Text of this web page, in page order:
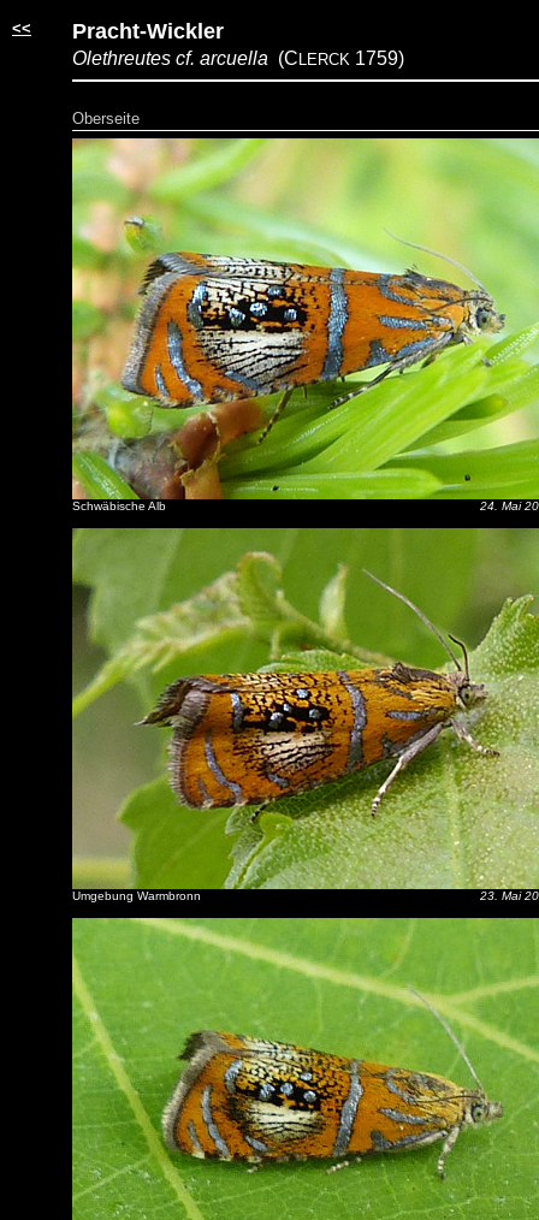
<< Pracht-Wickler
Olethreutes cf. arcuella (C LERCK 1759)
Oberseite
Schwäbische Alb 24. Mai
Umgebung Warmbronn 23. Mai